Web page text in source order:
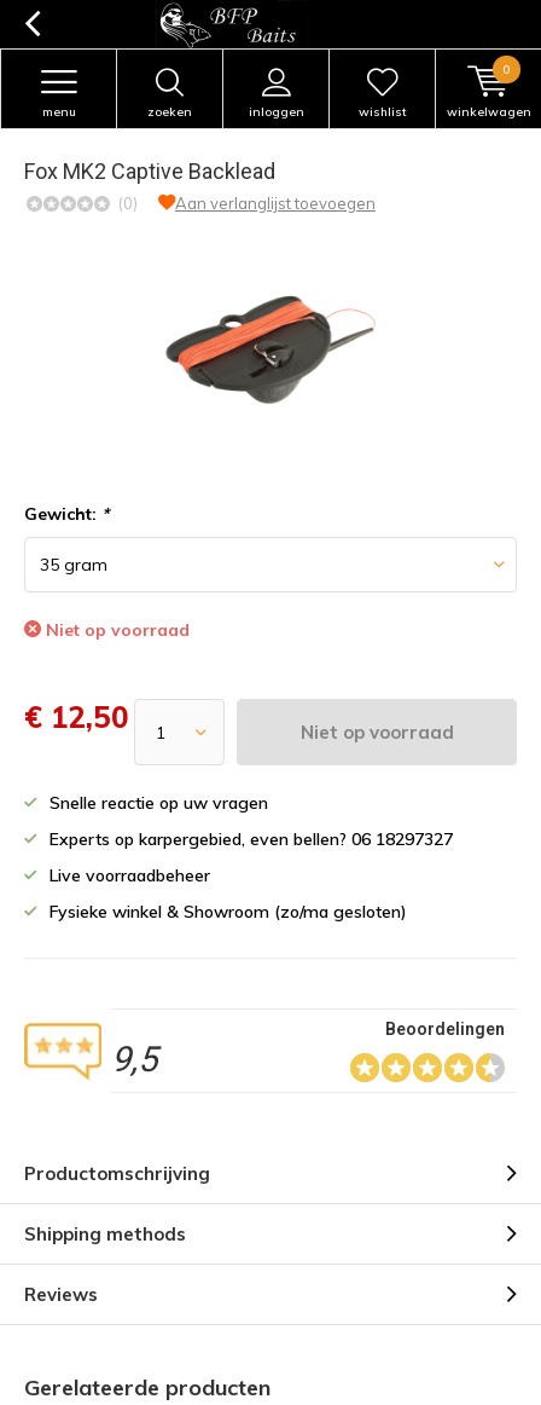
zoeken inloggen
menu wishlist winkelwagen
0
Fox MK2 Captive Backlead
(0) Aan verlanglijst toevoegen
Gewicht: *
Niet op voorraad
€ 12,50 Niet op voorraad
Snelle reactie op uw vragen
Experts op karpergebied, even bellen? 06 18297327
Live voorraadbeheer
Fysieke winkel & Showroom (zo/ma gesloten)
9,5
Beoordelingen
Productomschrijving
Shipping methods
Reviews
Gerelateerde producten